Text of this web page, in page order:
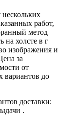
нескольких
работ,
метод
на холсте в г
изображения и
за
от
вариантов до
доставки:
.